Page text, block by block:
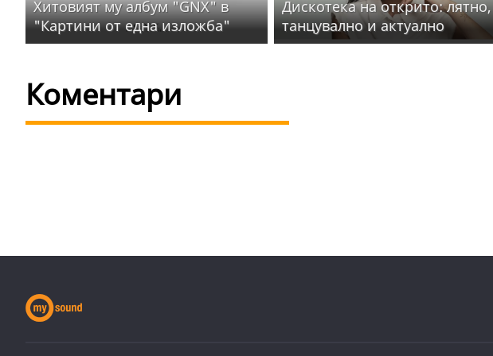
Хитовият му албум "GNX" в
"Картини от една изложба"
Дискотека на открито: лятно,
танцувално и актуално
Коментари